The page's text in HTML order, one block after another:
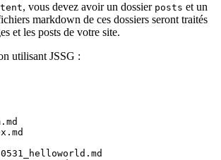
, vous devez avoir un dossier posts et un
markdown de ces dossiers seront traités
et les posts de votre site.
utilisant JSSG :